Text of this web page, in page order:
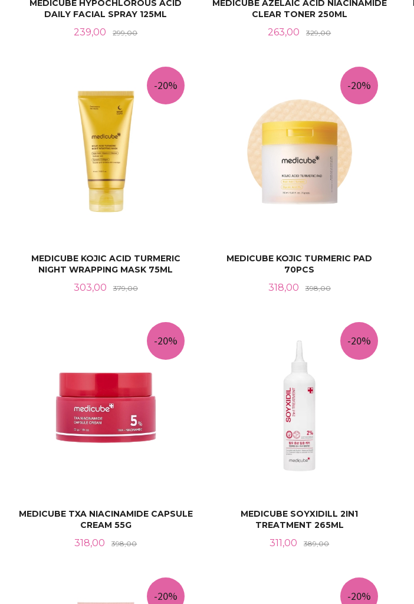
MEDICUBE HYPOCHLOROUS ACID
DAILY FACIAL SPRAY 125ML
Tilbud
239,00 299,00Rabatt
MEDICUBE AZELAIC ACID NIACINAMIDE
CLEAR TONER 250ML
Tilbud
263,00 329,00Rabatt
MEDICUBE KOJIC ACID TURMERIC
NIGHT WRAPPING MASK 75ML
Tilbud
303,00 379,00Rabatt
-20%
MEDICUBE KOJIC TURMERIC PAD
70PCS
Tilbud
318,00 398,00Rabatt
-20%
MEDICUBE TXA NIACINAMIDE CAPSULE
CREAM 55G
Tilbud
318,00 398,00Rabatt
-20%
MEDICUBE SOYXIDILL 2IN1
TREATMENT 265ML
Tilbud
311,00 389,00Rabatt
-20%
-20% -20%